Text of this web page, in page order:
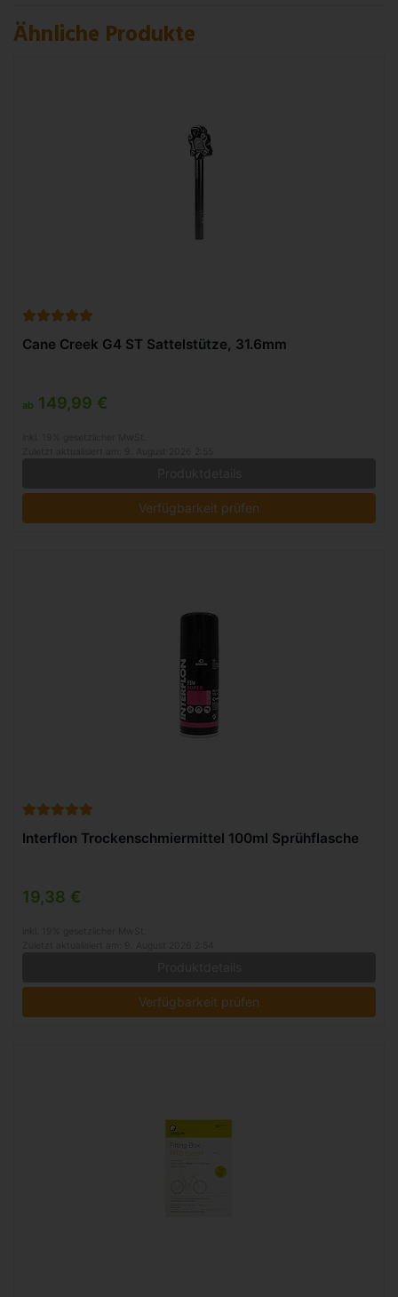
Ähnliche Produkte
Cane Creek G4 ST Sattelstütze, 31.6mm
ab 149,99 €
Verfügbarkeit prüfen
Interflon Trockenschmiermittel 100ml Sprühflasche
19,38 €
Verfügbarkeit prüfen